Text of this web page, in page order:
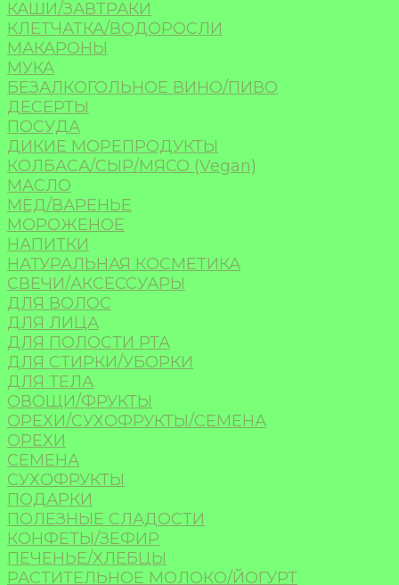
КАШИ/ЗАВТРАКИ
КЛЕТЧАТКА/ВОДОРОСЛИ
МАКАРОНЫ
МУКА
БЕЗАЛКОГОЛЬНОЕ ВИНО/ПИВО
ДЕСЕРТЫ
ПОСУДА
ДИКИЕ МОРЕПРОДУКТЫ
КОЛБАСА/СЫР/МЯСО (Vegan)
МАСЛО
МЁД/ВАРЕНЬЕ
МОРОЖЕНОЕ
НАПИТКИ
НАТУРАЛЬНАЯ КОСМЕТИКА
СВЕЧИ/АКСЕССУАРЫ
ДЛЯ ВОЛОС
ДЛЯ ЛИЦА
ДЛЯ ПОЛОСТИ РТА
ДЛЯ СТИРКИ/УБОРКИ
ДЛЯ ТЕЛА
ОВОЩИ/ФРУКТЫ
ОРЕХИ/СУХОФРУКТЫ/СЕМЕНА
ОРЕХИ
СЕМЕНА
СУХОФРУКТЫ
ПОДАРКИ
ПОЛЕЗНЫЕ СЛАДОСТИ
КОНФЕТЫ/ЗЕФИР
ПЕЧЕНЬЕ/ХЛЕБЦЫ
РАСТИТЕЛЬНОЕ МОЛОКО/ЙОГУРТ